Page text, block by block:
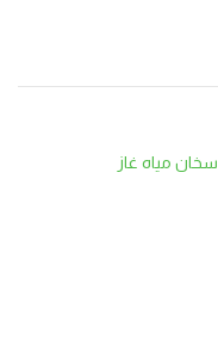
سخان مياه غاز